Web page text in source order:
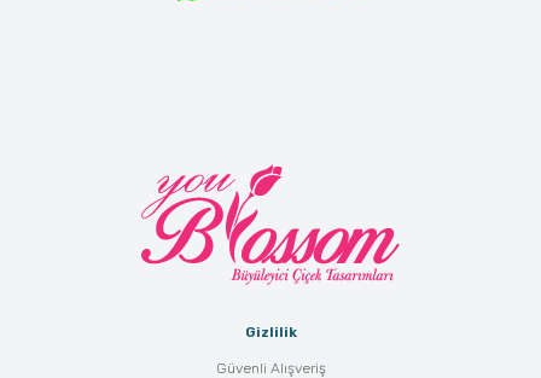
Gizlilik
Güvenli Alışveriş